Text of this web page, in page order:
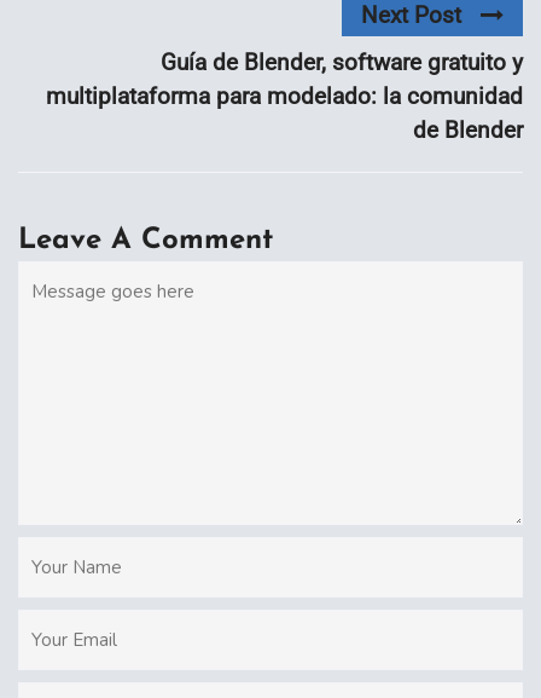
Next Post
Guía de Blender, software gratuito y
multiplataforma para modelado: la comunidad
de Blender
Leave A Comment